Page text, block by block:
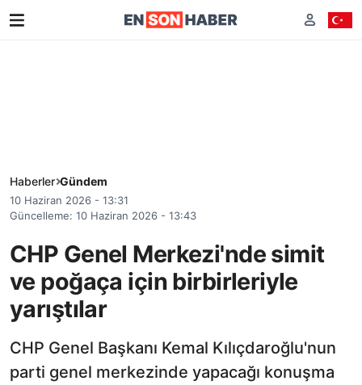
Haberler Gündem
10 Haziran 2026 - 13:31
Güncelleme: 10 Haziran 2026 - 13:43
CHP Genel Merkezi'nde simit
ve poğaça için birbirleriyle
yarıştılar
CHP Genel Başkanı Kemal Kılıçdaroğlu'nun
parti genel merkezinde yapacağı konuşma